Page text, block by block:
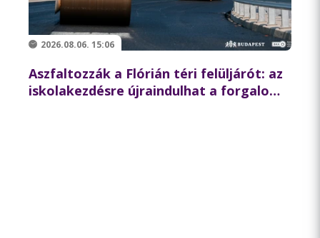
2026.08.06. 15:06
Aszfaltozzák a Flórián téri felüljárót: az
iskolakezdésre újraindulhat a forgalom